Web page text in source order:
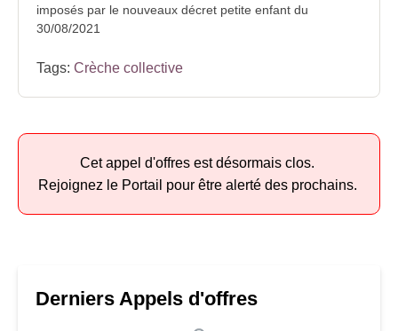
imposés par le nouveaux décret petite enfant du
30/08/2021
Tags: Crèche collective
Cet appel d'offres est désormais clos.
Rejoignez le Portail pour être alerté des prochains.
Derniers Appels d'offres